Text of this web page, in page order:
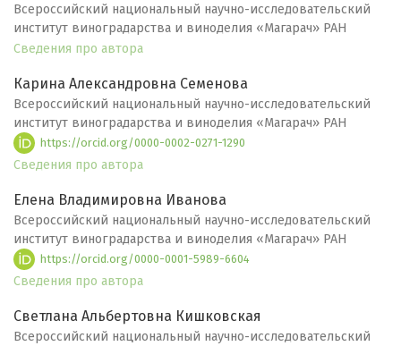
Всероссийский национальный научно-исследовательский
институт виноградарства и виноделия «Магарач» РАН
Сведения про автора
Карина Александровна Семенова
Всероссийский национальный научно-исследовательский
институт виноградарства и виноделия «Магарач» РАН
https://orcid.org/0000-0002-0271-1290
Сведения про автора
Елена Владимировна Иванова
Всероссийский национальный научно-исследовательский
институт виноградарства и виноделия «Магарач» РАН
https://orcid.org/0000-0001-5989-6604
Сведения про автора
Светлана Альбертовна Кишковская
Всероссийский национальный научно-исследовательский